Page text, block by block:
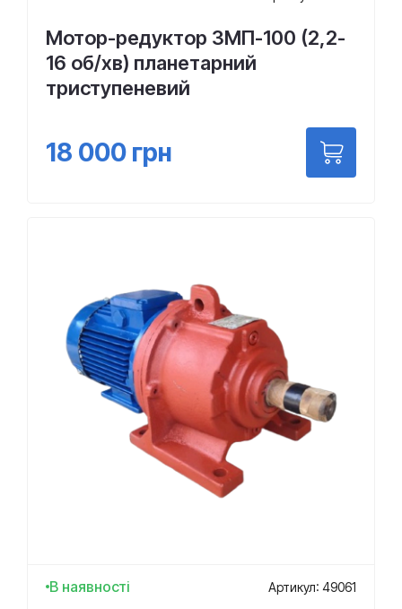
Мотор-редуктор 3МП-100 (2,2-
16 об/хв) планетарний
триступеневий
18 000 грн
В наявності Артикул: 49061